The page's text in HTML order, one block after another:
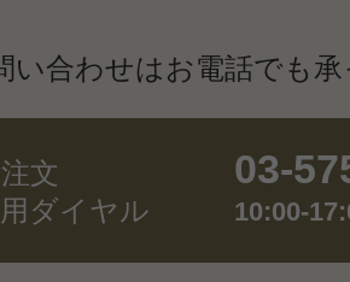
い合わせはお電話でも
文
ダイヤル
03-
10:00-